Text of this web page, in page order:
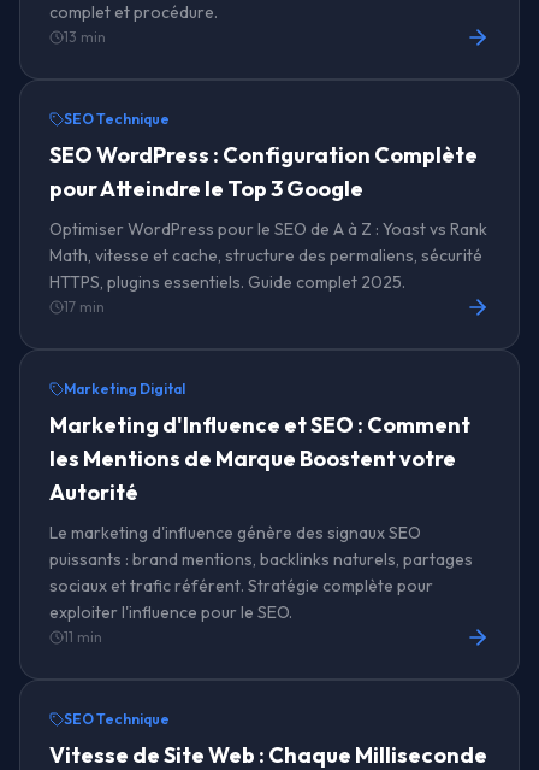
complet et procédure.
13 min
SEO Technique
SEO WordPress : Configuration Complète
pour Atteindre le Top 3 Google
Optimiser WordPress pour le SEO de A à Z : Yoast vs Rank
Math, vitesse et cache, structure des permaliens, sécurité
HTTPS, plugins essentiels. Guide complet 2025.
17 min
Marketing Digital
Marketing d'Influence et SEO : Comment
les Mentions de Marque Boostent votre
Autorité
Le marketing d'influence génère des signaux SEO
puissants : brand mentions, backlinks naturels, partages
sociaux et trafic référent. Stratégie complète pour
exploiter l'influence pour le SEO.
11 min
SEO Technique
Vitesse de Site Web : Chaque Milliseconde